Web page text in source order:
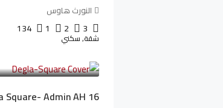
النورث هاوس
3
2
1
134
شقة, سكني
Square- Admin AH 16